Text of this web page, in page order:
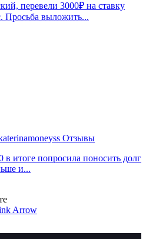
перевели 3000₽ на ставку
Просьба выложить...
Отзывы
в итоге попросила поносить долг
и...